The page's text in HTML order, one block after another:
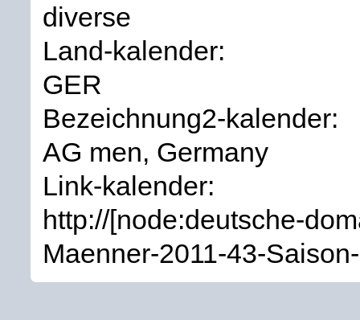
diverse
Land-kalender:
GER
Bezeichnung2-kalender:
AG men, Germany
Link-kalender:
http://[node:deutsche-
Maenner-2011-43-